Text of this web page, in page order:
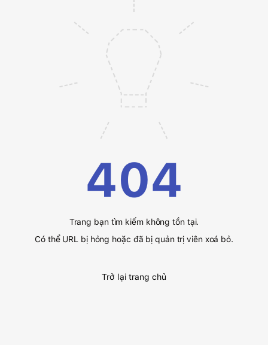
404
Trang bạn tìm kiếm không tồn tại.
Có thể URL bị hỏng hoặc đã bị quản trị viên xoá bỏ.
Trở lại trang chủ